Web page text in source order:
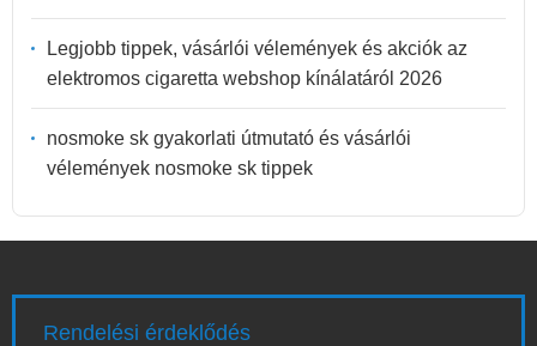
Legjobb tippek, vásárlói vélemények és akciók az
elektromos cigaretta webshop kínálatáról 2026
nosmoke sk gyakorlati útmutató és vásárlói
vélemények nosmoke sk tippek
Rendelési érdeklődés